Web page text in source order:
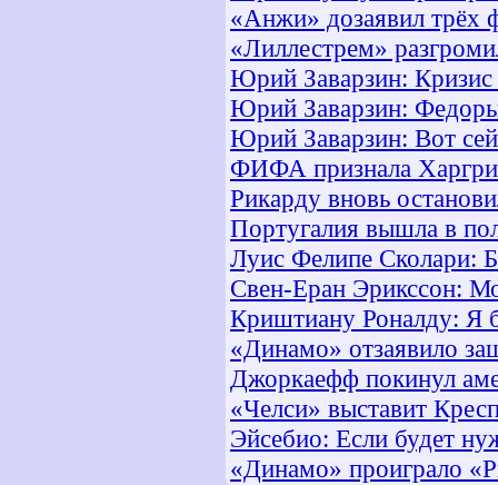
«Анжи» дозаявил трёх
«Лиллестрем»
Юрий Заварзин: Кризис
Юрий Заварзин:
Юрий Заварзин: Вот
ФИФА признала
Рикарду вновь
Португалия вышла в
Луис Фелипе Сколари:
Свен-Еран Эрикссон:
Криштиану Роналду: Я
«Динамо» отзаявило
Джоркаефф покинул
«Челси» выставит
Эйсебио: Если будет
«Динамо» проиграло